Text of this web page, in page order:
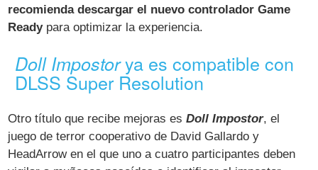
recomienda descargar el nuevo controlador Game
Readypara optimizar la experiencia.
Doll Impostorya es compatible con
DLSS Super Resolution
Otro título que recibe mejoras esDoll Impostor, el
juego de terror cooperativo de David Gallardo y
HeadArrow en el que uno a cuatro participantes deben